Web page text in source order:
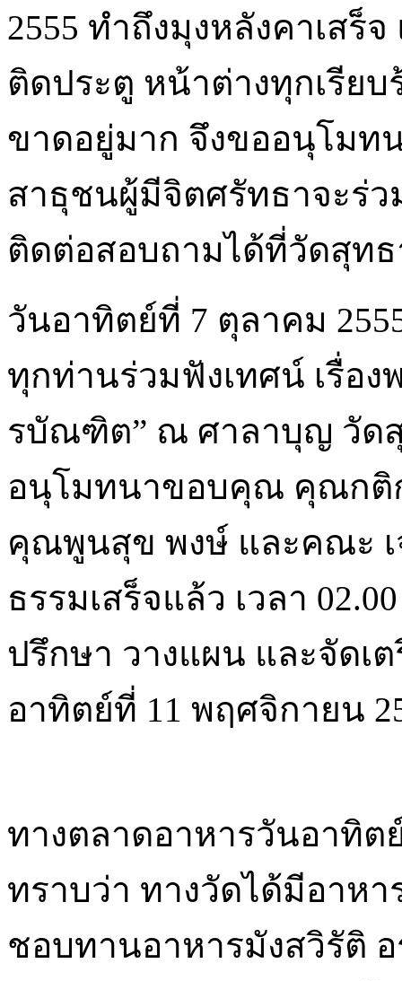
ขาดอยู่มาก จึงขออนุโม
สาธุชนผู้มีจิตศรัทธาจะร่
ติดต่อสอบถามได้ที่วัดสุทธ
วันอาทิตย์ที่ 7 ตุลาคม
ทุกท่านร่วมฟังเทศน์ เรื่อง
รบัณฑิต” ณ ศาลาบุญ วัดสุ
อนุโมทนาขอบคุณ คุณกติ
คุณพูนสุข พงษ์ และคณะ
ธรรมเสร็จแล้ว เวลา
ปรึกษา วางแผน และจัด
อาทิตย์ที่ 11 พฤศจิกายน
ทางตลาดอาหารวันอาทิ
ชอบทานอาหารมังสวิรัติ
ผงชูรส และคนขายยังหน้
ที่อยากหารายได้เวลาว่า